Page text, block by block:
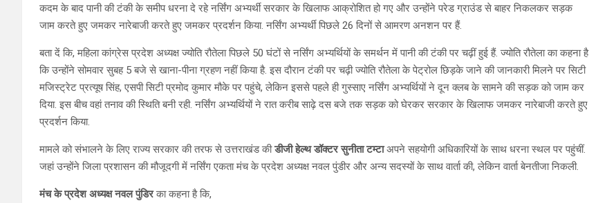
कदम के बाद पानी की टंकी के समीप धरना दे रहे नर्सिंग अभ्यर्थी सरकार के खिलाफ आक्रोशित हो गए और उन्होंने परेड ग्राउंड से बाहर निकलकर सड़क
जाम करते हुए जमकर नारेबाजी करते हुए जमकर प्रदर्शन किया. नर्सिंग अभ्यर्थी पिछले 26 दिनों से आमरण अनशन पर हैं.
बता दें कि, महिला कांग्रेस प्रदेश अध्यक्ष ज्योति रौतेला पिछले 50 घंटों से नर्सिंग अभ्यर्थियों के समर्थन में पानी की टंकी पर चढ़ीं हुई हैं. ज्योति रौतेला का कहना है
कि उन्होंने सोमवार सुबह 5 बजे से खाना-पीना ग्रहण नहीं किया है. इस दौरान टंकी पर चढ़ी ज्योति रौतेला के पेट्रोल छिड़के जाने की जानकारी मिलने पर सिटी
मजिस्ट्रेट प्रत्यूष सिंह, एसपी सिटी प्रमोद कुमार मौके पर पहुंचे, लेकिन इससे पहले ही गुस्साए नर्सिंग अभ्यर्थियों ने दून क्लब के सामने की सड़क को जाम कर
दिया. इस बीच वहां तनाव की स्थिति बनी रही. नर्सिंग अभ्यर्थियों ने रात करीब साढ़े दस बजे तक सड़क को घेरकर सरकार के खिलाफ जमकर नारेबाजी करते हुए
प्रदर्शन किया.
मामले को संभालने के लिए राज्य सरकार की तरफ से उत्तराखंड कीडीजी हेल्थ डॉक्टर सुनीता टम्टाअपने सहयोगी अधिकारियों के साथ धरना स्थल पर पहुंचीं.
जहां उन्होंने जिला प्रशासन की मौजूदगी में नर्सिंग एकता मंच के प्रदेश अध्यक्ष नवल पुंडीर और अन्य सदस्यों के साथ वार्ता की, लेकिन वार्ता बेनतीजा निकली.
मंच के प्रदेश अध्यक्ष नवल पुंडिरका कहना है कि,